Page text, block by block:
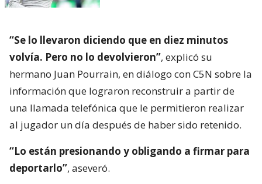
“Se lo llevaron diciendo que en diez minutos
volvía. Pero no lo devolvieron”, explicó su
hermano Juan Pourrain, en diálogo con C5N sobre la
información que lograron reconstruir a partir de
una llamada telefónica que le permitieron realizar
al jugador un día después de haber sido retenido.
“Lo están presionando y obligando a firmar para
deportarlo”, aseveró.